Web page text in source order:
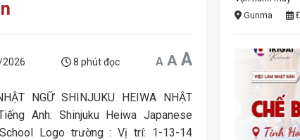
8 phút đọc A Decrease
font
size.
A Reset
font
size.
AIncrease
font
NGỮ SHINJUKU HEIWA NHẬT
Anh: Shinjuku Heiwa Japanese
Logo trường : Vị trí: 1-13-14
Gunma